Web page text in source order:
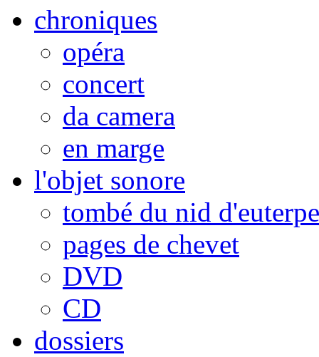
chroniques
opéra
concert
da camera
en marge
l'objet sonore
tombé du nid d'euterpe
pages de chevet
DVD
CD
dossiers